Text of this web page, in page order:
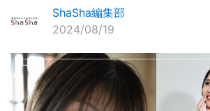
ShaSha編集部
2024/08/19